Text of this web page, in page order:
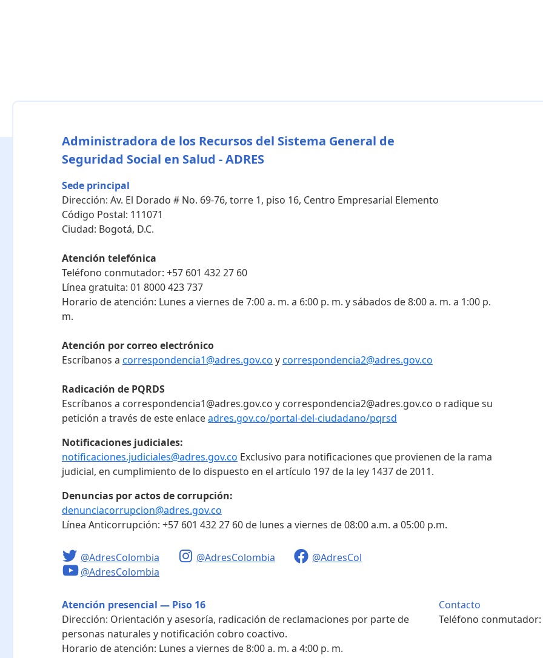
Administradora de los Recursos del Sistema General de
Seguridad Social en Salud - ADRES
Sede principal
Dirección: Av. El Dorado # No. 69-76, torre 1, piso 16, Centro Empresarial Elemento
Código Postal: 111071
Ciudad: Bogotá, D.C.
Atención telefónica
Teléfono conmutador: +57 601 432 27 60
Línea gratuita: 01 8000 423 737
Horario de atención: Lunes a viernes de 7:00 a. m. a 6:00 p. m. y sábados de 8:00 a. m. a 1:00 p.
m.
Atención por correo electrónico
Escríbanos a correspondencia1@adres.gov.co ycorrespondencia2@adres.gov.co
Radicación de PQRDS
Escríbanos a correspondencia1@adres.gov.co y correspondencia2@adres.gov.co o radique su
petición a través de este enlaceadres.gov.co/portal-del-ciudadano/pqrsd
Notificaciones judiciales:
notificaciones.judiciales@adres.gov.co Exclusivo para notificaciones que provienen de la rama
judicial, en cumplimiento de lo dispuesto en el artículo 197 de la ley 1437 de 2011.
Denuncias por actos de corrupción:
denunciacorrupcion@adres.gov.co
Línea Anticorrupción: +57 601 432 27 60 de lunes a viernes de 08:00 a.m. a 05:00 p.m.
@AdresColombia @AdresColombia
@AdresCol
@AdresColombia
Atención presencial — Piso 16
Dirección: Orientación y asesoría, radicación de reclamaciones por parte de
personas naturales y notificación cobro coactivo.
Horario de atención: Lunes a viernes de 8:00 a. m. a 4:00 p. m.
Contacto
Teléfono conmutador: